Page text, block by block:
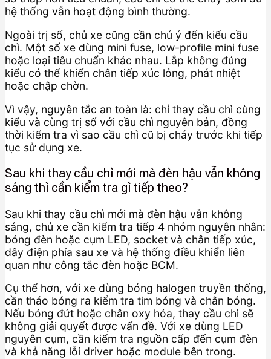
hệ thống vẫn hoạt động bình thường.
Ngoài trị số, chủ xe cũng cần chú ý đến kiểu cầu
chì. Một số xe dùng mini fuse, low-profile mini fuse
hoặc loại tiêu chuẩn khác nhau. Lắp không đúng
kiểu có thể khiến chân tiếp xúc lỏng, phát nhiệt
hoặc chập chờn.
Vì vậy, nguyên tắc an toàn là: chỉ thay cầu chì cùng
kiểu và cùng trị số với cầu chì nguyên bản, đồng
thời kiểm tra vì sao cầu chì cũ bị cháy trước khi tiếp
tục sử dụng xe.
Sau khi thay cầu chì mới mà đèn hậu vẫn không
sáng thì cần kiểm tra gì tiếp theo?
Sau khi thay cầu chì mới mà đèn hậu vẫn không
sáng, chủ xe cần kiểm tra tiếp 4 nhóm nguyên nhân:
bóng đèn hoặc cụm LED, socket và chân tiếp xúc,
dây điện phía sau xe và hệ thống điều khiển liên
quan như công tắc đèn hoặc BCM.
Cụ thể hơn, với xe dùng bóng halogen truyền thống,
cần tháo bóng ra kiểm tra tim bóng và chân bóng.
Nếu bóng đứt hoặc chân oxy hóa, thay cầu chì sẽ
không giải quyết được vấn đề. Với xe dùng LED
nguyên cụm, cần kiểm tra nguồn cấp đến cụm đèn
và khả năng lỗi driver hoặc module bên trong.